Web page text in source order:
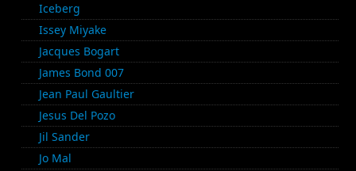
Iceberg
Issey Miyake
Jacques Bogart
James Bond 007
Jean Paul Gaultier
Jesus Del Pozo
Jil Sander
Jo Mal